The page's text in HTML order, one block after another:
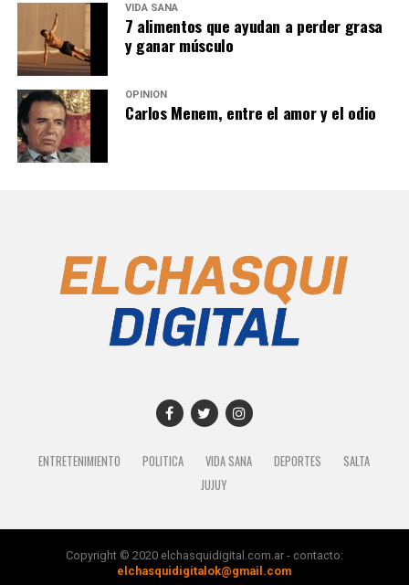
VIDA SANA
7 alimentos que ayudan a perder grasa
y ganar músculo
OPINIÓN
Carlos Menem, entre el amor y el odio
ENTRETENIMIENTO POLITICA VIDA SANA DEPORTES
SALTA
JUJUY
Copyright © 2020 elchasquidigital.com.ar - contacto:
elchasquidigitalok@gmail.com